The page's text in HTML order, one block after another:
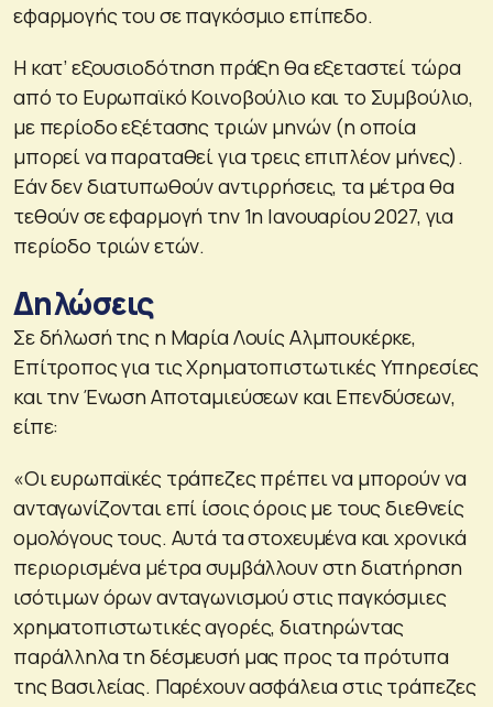
εφαρμογής του σε παγκόσμιο επίπεδο.
Η κατ’ εξουσιοδότηση πράξη θα εξεταστεί τώρα
από το Ευρωπαϊκό Κοινοβούλιο και το Συμβούλιο,
με περίοδο εξέτασης τριών μηνών (η οποία
μπορεί να παραταθεί για τρεις επιπλέον μήνες).
Εάν δεν διατυπωθούν αντιρρήσεις, τα μέτρα θα
τεθούν σε εφαρμογή την 1η Ιανουαρίου 2027, για
περίοδο τριών ετών.
Δηλώσεις
Σε δήλωσή της η Μαρία Λουίς Αλμπουκέρκε,
Επίτροπος για τις Χρηματοπιστωτικές Υπηρεσίες
και την Ένωση Αποταμιεύσεων και Επενδύσεων,
είπε:
«Οι ευρωπαϊκές τράπεζες πρέπει να μπορούν να
ανταγωνίζονται επί ίσοις όροις με τους διεθνείς
ομολόγους τους. Αυτά τα στοχευμένα και χρονικά
περιορισμένα μέτρα συμβάλλουν στη διατήρηση
ισότιμων όρων ανταγωνισμού στις παγκόσμιες
χρηματοπιστωτικές αγορές, διατηρώντας
παράλληλα τη δέσμευσή μας προς τα πρότυπα
της Βασιλείας. Παρέχουν ασφάλεια στις τράπεζες